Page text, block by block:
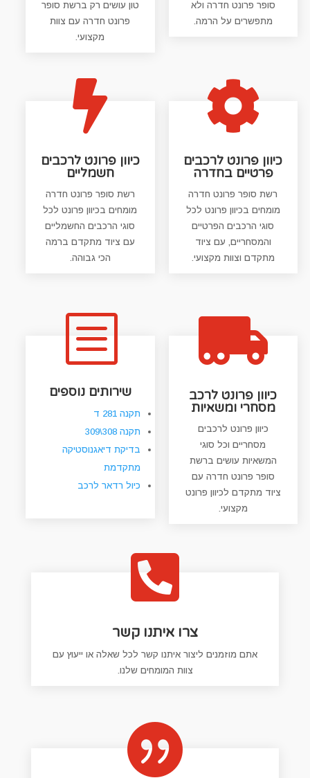
טון עושים רק ברשת סופר
פרונט חדרה עם צוות
מקצועי.
סופר פרונט חדרה ולא
מתפשרים על הרמה.
b
שירותים נוספים
תקנה 281 ד
תקנה 308\309
בדיקת דיאגנוסטיקה
מתקדמת
כיול רדאר לרכב

כיוון פרונט לרכב
מסחרי ומשאיות
כיוון פרונט לרכבים
מסחריים וכל סוגי
המשאיות עושים ברשת
סופר פרונט חדרה עם
ציוד מתקדם לכיוון פרונט
מקצועי.

כיוון פרונט לרכבים
חשמליים
רשת סופר פרונט חדרה
מומחים בכיוון פרונט לכל
סוגי הרכבים החשמליים
עם ציוד מתקדם ברמה
הכי גבוהה.

כיוון פרונט לרכבים
פרטיים בחדרה
רשת סופר פרונט חדרה
מומחים בכיוון פרונט לכל
סוגי הרכבים הפרטיים
והמסחריים, עם ציוד
מתקדם וצוות מקצועי.

צרו איתנו קשר
אתם מוזמנים ליצור איתנו קשר לכל שאלה או ייעוץ עם
צוות המומחים שלנו.
